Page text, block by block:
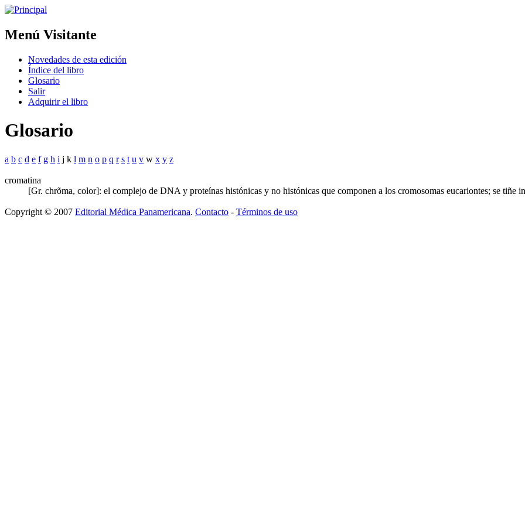
Menú Visitante
Novedades de esta edición
Índice del libro
Glosario
Salir
Adquirir el libro
Glosario
a b c d e f g h i j k l m n o p q r s t u v w x y z
cromatina
[Gr. chrõma, color]: el complejo de DNA y proteínas histónicas y no histónicas que componen a los cromosomas eucariontes; se tiñe
Copyright © 2007 Editorial Médica Panamericana. Contacto - Términos de uso